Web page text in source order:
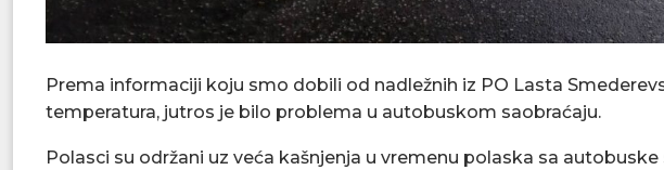
Prema informaciji koju smo dobili od nadležnih iz PO Lasta
temperatura, jutros je bilo problema u autobuskom saobraćaju.
Polasci su održani uz veća kašnjenja u vremenu polaska sa autobuske